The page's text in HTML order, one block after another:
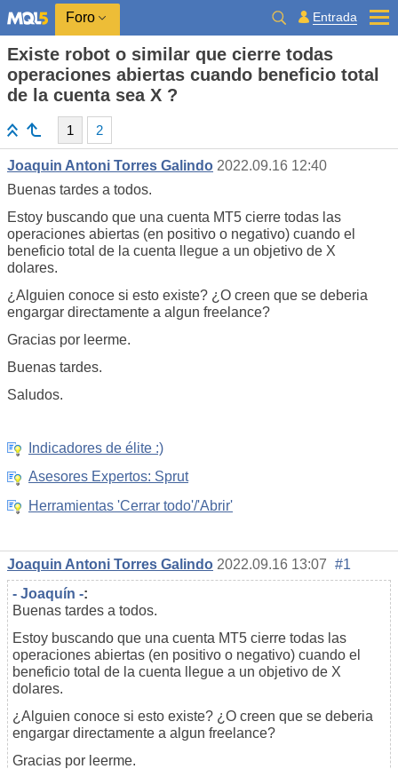
Foro Entrada
Existe robot o similar que cierre todas
operaciones abiertas cuando beneficio total
de la cuenta sea X ?
1 2
Joaquin Antoni Torres Galindo 2022.09.16 12:40
Buenas tardes a todos.
Estoy buscando que una cuenta MT5 cierre todas las
operaciones abiertas (en positivo o negativo) cuando el
beneficio total de la cuenta llegue a un objetivo de X
dolares.
¿Alguien conoce si esto existe? ¿O creen que se deberia
engargar directamente a algun freelance?
Gracias por leerme.
Buenas tardes.
Saludos.
Indicadores de élite :)
Asesores Expertos: Sprut
Herramientas 'Cerrar todo'/'Abrir'
Joaquin Antoni Torres Galindo 2022.09.16 13:07 #1
- Joaquín -:
Buenas tardes a todos.
Estoy buscando que una cuenta MT5 cierre todas las
operaciones abiertas (en positivo o negativo) cuando el
beneficio total de la cuenta llegue a un objetivo de X
dolares.
¿Alguien conoce si esto existe? ¿O creen que se deberia
engargar directamente a algun freelance?
Gracias por leerme.